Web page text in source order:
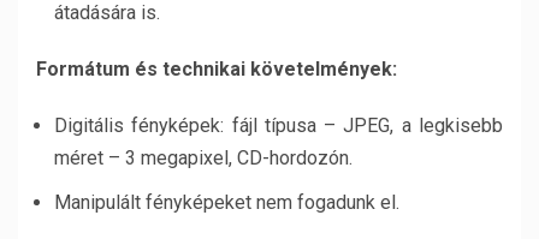
átadására is.
Formátum és technikai követelmények:
Digitális fényképek: fájl típusa – JPEG, a legkisebb
méret – 3 megapixel, CD-hordozón.
Manipulált fényképeket nem fogadunk el.